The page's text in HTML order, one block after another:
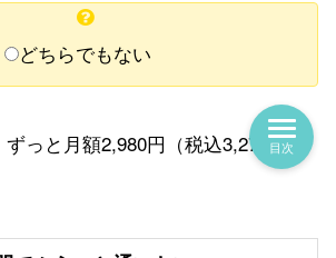
どちらでもない
っと月額2,980円（税込3,278
目次